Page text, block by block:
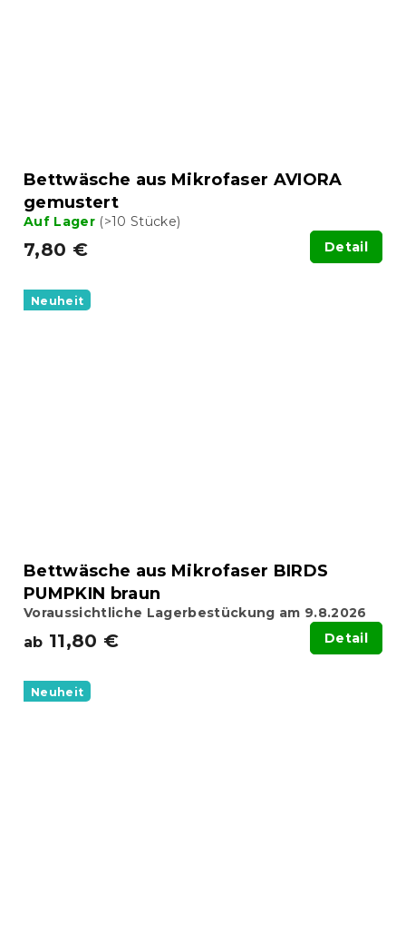
Bettwäsche aus Mikrofaser AVIORA
gemustert
Auf Lager (>10 Stücke)
7,80 € Detail
Neuheit
Bettwäsche aus Mikrofaser BIRDS
PUMPKIN braun
Voraussichtliche Lagerbestückung am 9.8.2026
ab 11,80 € Detail
Neuheit